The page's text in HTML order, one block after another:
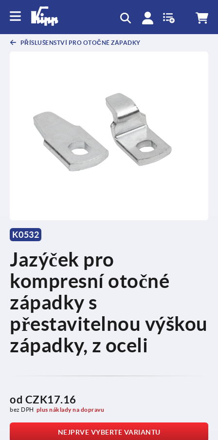
PŘÍSLUŠENSTVÍ PRO OTOČNÉ ZÁPADKY
K0532
Jazýček pro
kompresní otočné
západky s
přestavitelnou výškou
západky, z oceli
od CZK17.16
bez DPH plus náklady na dopravu
NEJPRVE VYBERTE VARIANTU